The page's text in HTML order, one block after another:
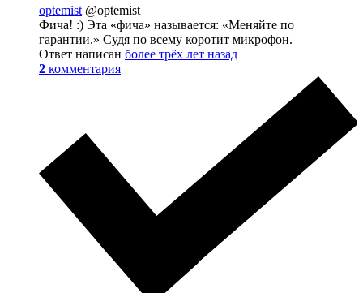
optemist @optemist
Фича! :) Эта «фича» называется: «Меняйте по
гарантии.» Судя по всему коротит микрофон.
Ответ написан более трёх лет назад
2 комментария